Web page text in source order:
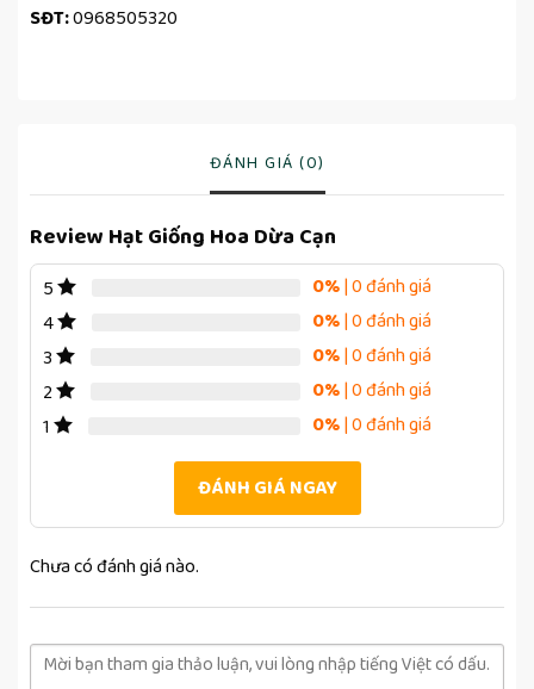
SĐT:0968505320
ĐÁNH GIÁ (0)
Review Hạt Giống Hoa Dừa Cạn
5 0%| 0 đánh giá
4
0%| 0 đánh giá
3
0%| 0 đánh giá
2
0%| 0 đánh giá
1
0%| 0 đánh giá
ĐÁNH GIÁ NGAY
Chưa có đánh giá nào.